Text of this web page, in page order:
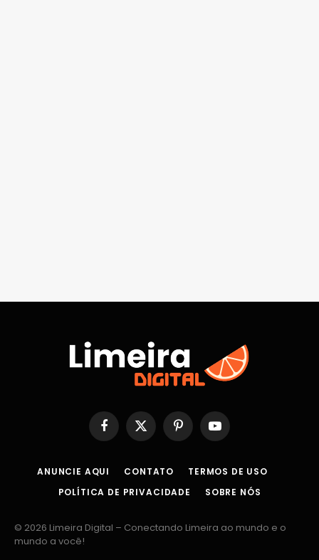
Facebook
X
(Twitter)
PinterestYouTube
ANUNCIE AQUI CONTATO
TERMOS DE USO
POLÍTICA DE PRIVACIDADE
SOBRE NÓS
© 2026 Limeira Digital – Conectando Limeira ao mundo e o
mundo a você!